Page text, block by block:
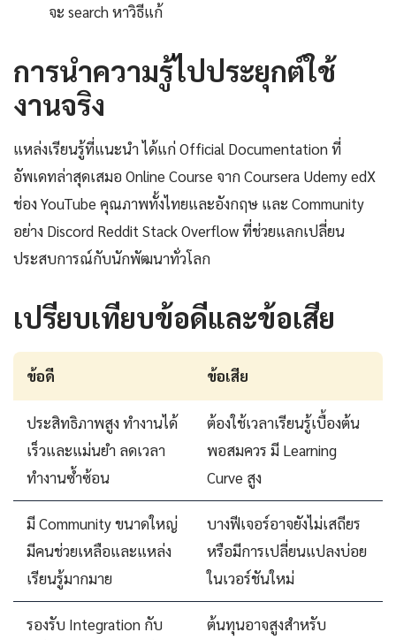
จะ search หาวิธีแก้
การนำความรู้ไปประยุกต์ใช้
งานจริง
แหล่งเรียนรู้ที่แนะนำ ได้แก่ Official Documentation ที่
อัพเดทล่าสุดเสมอ Online Course จาก Coursera Udemy edX
ช่อง YouTube คุณภาพทั้งไทยและอังกฤษ และ Community
อย่าง Discord Reddit Stack Overflow ที่ช่วยแลกเปลี่ยน
ประสบการณ์กับนักพัฒนาทั่วโลก
เปรียบเทียบข้อดีและข้อเสีย
ข้อดี ข้อเสีย
ประสิทธิภาพสูง ทำงานได้
เร็วและแม่นยำ ลดเวลา
ทำงานซ้ำซ้อน
ต้องใช้เวลาเรียนรู้เบื้องต้น
พอสมควร มี Learning
Curve สูง
มี Community ขนาดใหญ่
มีคนช่วยเหลือและแหล่ง
เรียนรู้มากมาย
บางฟีเจอร์อาจยังไม่เสถียร
หรือมีการเปลี่ยนแปลงบ่อย
ในเวอร์ชันใหม่
รองรับ Integration กับ
ต้นทุนอาจสูงสำหรับ